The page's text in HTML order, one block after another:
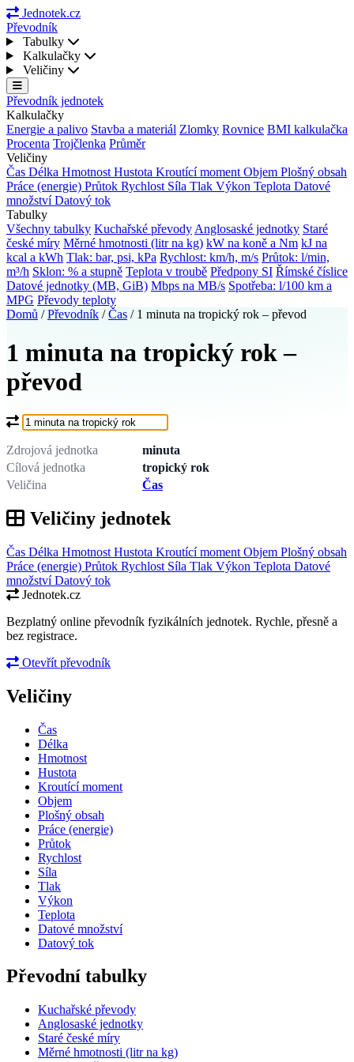
Jednotek.cz
Převodník
Tabulky
Kalkulačky
Veličiny
Převodník jednotek
Kalkulačky
Energie a palivo Stavba a materiál Zlomky Rovnice BMI kalkulačka
Procenta Trojčlenka Průměr
Veličiny
Čas Délka Hmotnost Hustota Kroutící moment Objem Plošný obsah
Práce (energie) Průtok Rychlost Síla Tlak Výkon Teplota Datové
množstvíDatový tok
Tabulky
Všechny tabulky Kuchařské převody Anglosaské jednotky Staré
české míry Měrné hmotnosti (litr na kg) kW na koně a Nm kJ na
kcal a kWh Tlak: bar, psi, kPa Rychlost: km/h, m/s Průtok: l/min,
m³/h Sklon: % a stupně Teplota v troubě Předpony SI Římské číslice
Datové jednotky (MB, GiB) Mbps na MB/s Spotřeba: l/100 km a
MPG Převody teploty
Domů / Převodník / Čas / 1 minuta na tropický rok – převod
1 minuta na tropický rok –
převod
Co chcete převést?
Zdrojová jednotka
minuta
Cílová jednotka
tropický rok
Veličina
Čas
Veličiny jednotek
Čas Délka Hmotnost Hustota Kroutící moment Objem Plošný obsah
Práce (energie) Průtok Rychlost Síla Tlak Výkon Teplota Datové
množstvíDatový tok
Jednotek.cz
Bezplatný online převodník fyzikálních jednotek. Rychle, přesně a
bez registrace.
Otevřít převodník
Veličiny
Čas
Délka
Hmotnost
Hustota
Kroutící moment
Objem
Plošný obsah
Práce (energie)
Průtok
Rychlost
Síla
Tlak
Výkon
Teplota
Datové množství
Datový tok
Převodní tabulky
Kuchařské převody
Anglosaské jednotky
Staré české míry
Měrné hmotnosti (litr na kg)